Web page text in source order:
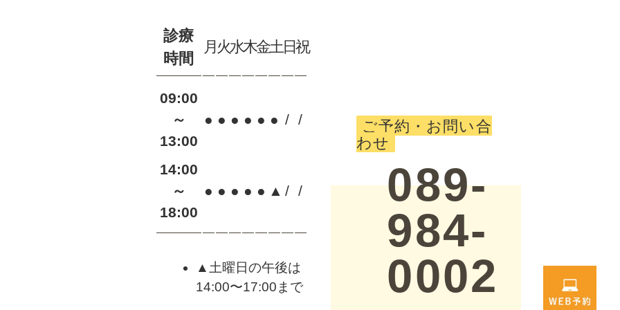
診療
時間
月火水木金土日祝
09:00
～
13:00
● ● ● ● ● ● / /
14:00
～
18:00
● ● ● ● ● ▲ / /
▲土曜日の午後は
14:00〜17:00まで
ご予約・お問い合
わせ
089-
984-
0002